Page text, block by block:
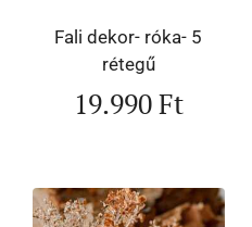
Fali dekor- róka- 5
rétegű
19.990Ft